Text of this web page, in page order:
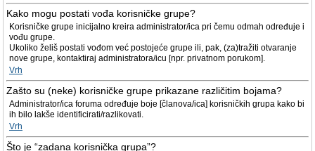
Kako mogu postati vođa korisničke grupe?
Korisničke grupe inicijalno kreira administrator/ica pri čemu odmah određuje i
vođu grupe.
Ukoliko želiš postati vođom već postojeće grupe ili, pak, (za)tražiti otvaranje
nove grupe, kontaktiraj administratora/icu [npr. privatnom porukom].
Vrh
Zašto su (neke) korisničke grupe prikazane različitim bojama?
Administrator/ica foruma određuje boje [članova/ica] korisničkih grupa kako bi
ih bilo lakše identificirati/razlikovati.
Vrh
Što je “zadana korisnička grupa”?